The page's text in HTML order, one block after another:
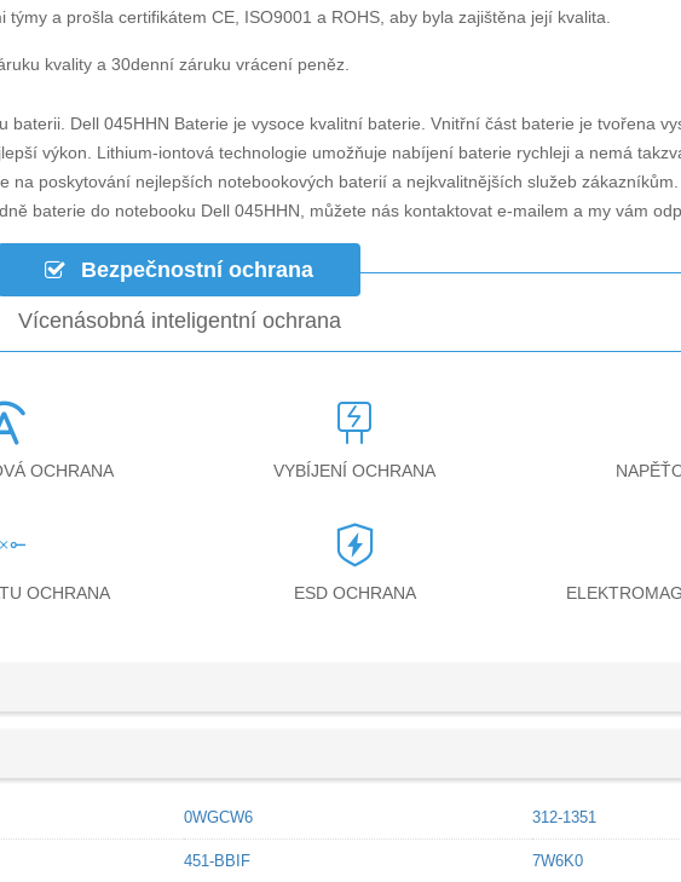
a prošla certifikátem CE, ISO9001 a ROHS, aby byla zajištěna její kvalita.
kvality a 30denní záruku vrácení peněz.
baterii. Dell 045HHN Baterie je vysoce kvalitní baterie. Vnitřní část baterie je tvořena
výkon. Lithium-iontová technologie umožňuje nabíjení baterie rychleji a nemá
poskytování nejlepších notebookových baterií a nejkvalitnějších služeb
baterie do notebooku Dell 045HHN , můžete nás kontaktovat e-mailem a my vám
Bezpečnostní ochrana
Vícenásobná inteligentní ochrana
OCHRANA VYBÍJENÍ OCHRANA
OCHRANA ESD OCHRANA
0WGCW6 312-1351
451-BBIF 7W6K0